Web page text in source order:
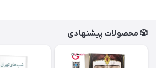
🎲 محصولات پیشنهادی